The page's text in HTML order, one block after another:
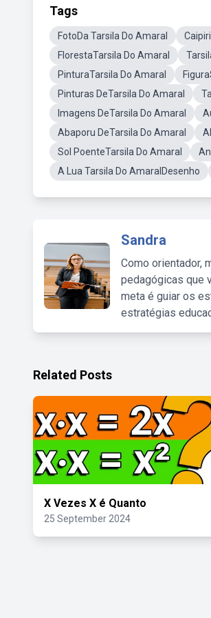
Tags
FotoDa Tarsila Do Amaral
FlorestaTarsila Do Amaral
PinturaTarsila Do Amaral
Pinturas DeTarsila Do Amaral
Imagens DeTarsila Do Amaral
Abaporu DeTarsila Do Amaral
Sol PoenteTarsila Do Amaral
A Lua Tarsila Do AmaralDesenho
Sandra
Como orientador,
pedagógicas que
meta é guiar os
estratégias
Related Posts
X Vezes X é Quanto
25 September 2024